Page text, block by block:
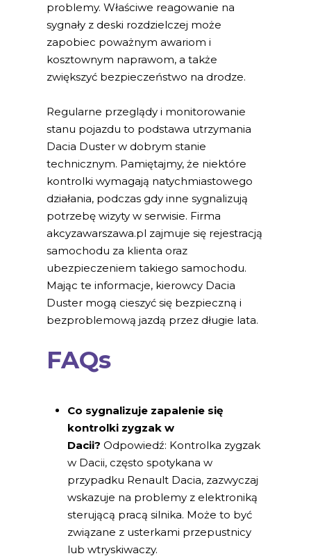
problemy. Właściwe reagowanie na
sygnały z deski rozdzielczej może
zapobiec poważnym awariom i
kosztownym naprawom, a także
zwiększyć bezpieczeństwo na drodze.
Regularne przeglądy i monitorowanie
stanu pojazdu to podstawa utrzymania
Dacia Duster w dobrym stanie
technicznym. Pamiętajmy, że niektóre
kontrolki wymagają natychmiastowego
działania, podczas gdy inne sygnalizują
potrzebę wizyty w serwisie. Firma
akcyzawarszawa.pl zajmuje się rejestracją
samochodu za klienta oraz
ubezpieczeniem takiego samochodu.
Mając te informacje, kierowcy Dacia
Duster mogą cieszyć się bezpieczną i
bezproblemową jazdą przez długie lata.
FAQs
Co sygnalizuje zapalenie się
kontrolki zygzak w
Dacii? Odpowiedź: Kontrolka zygzak
w Dacii, często spotykana w
przypadku Renault Dacia, zazwyczaj
wskazuje na problemy z elektroniką
sterującą pracą silnika. Może to być
związane z usterkami przepustnicy
lub wtryskiwaczy.